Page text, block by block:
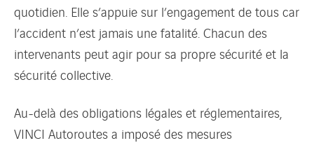
quotidien. Elle s’appuie sur l’engagement de tous car
l’accident n’est jamais une fatalité. Chacun des
intervenants peut agir pour sa propre sécurité et la
sécurité collective.
Au-delà des obligations légales et réglementaires,
VINCI Autoroutes a imposé des mesures